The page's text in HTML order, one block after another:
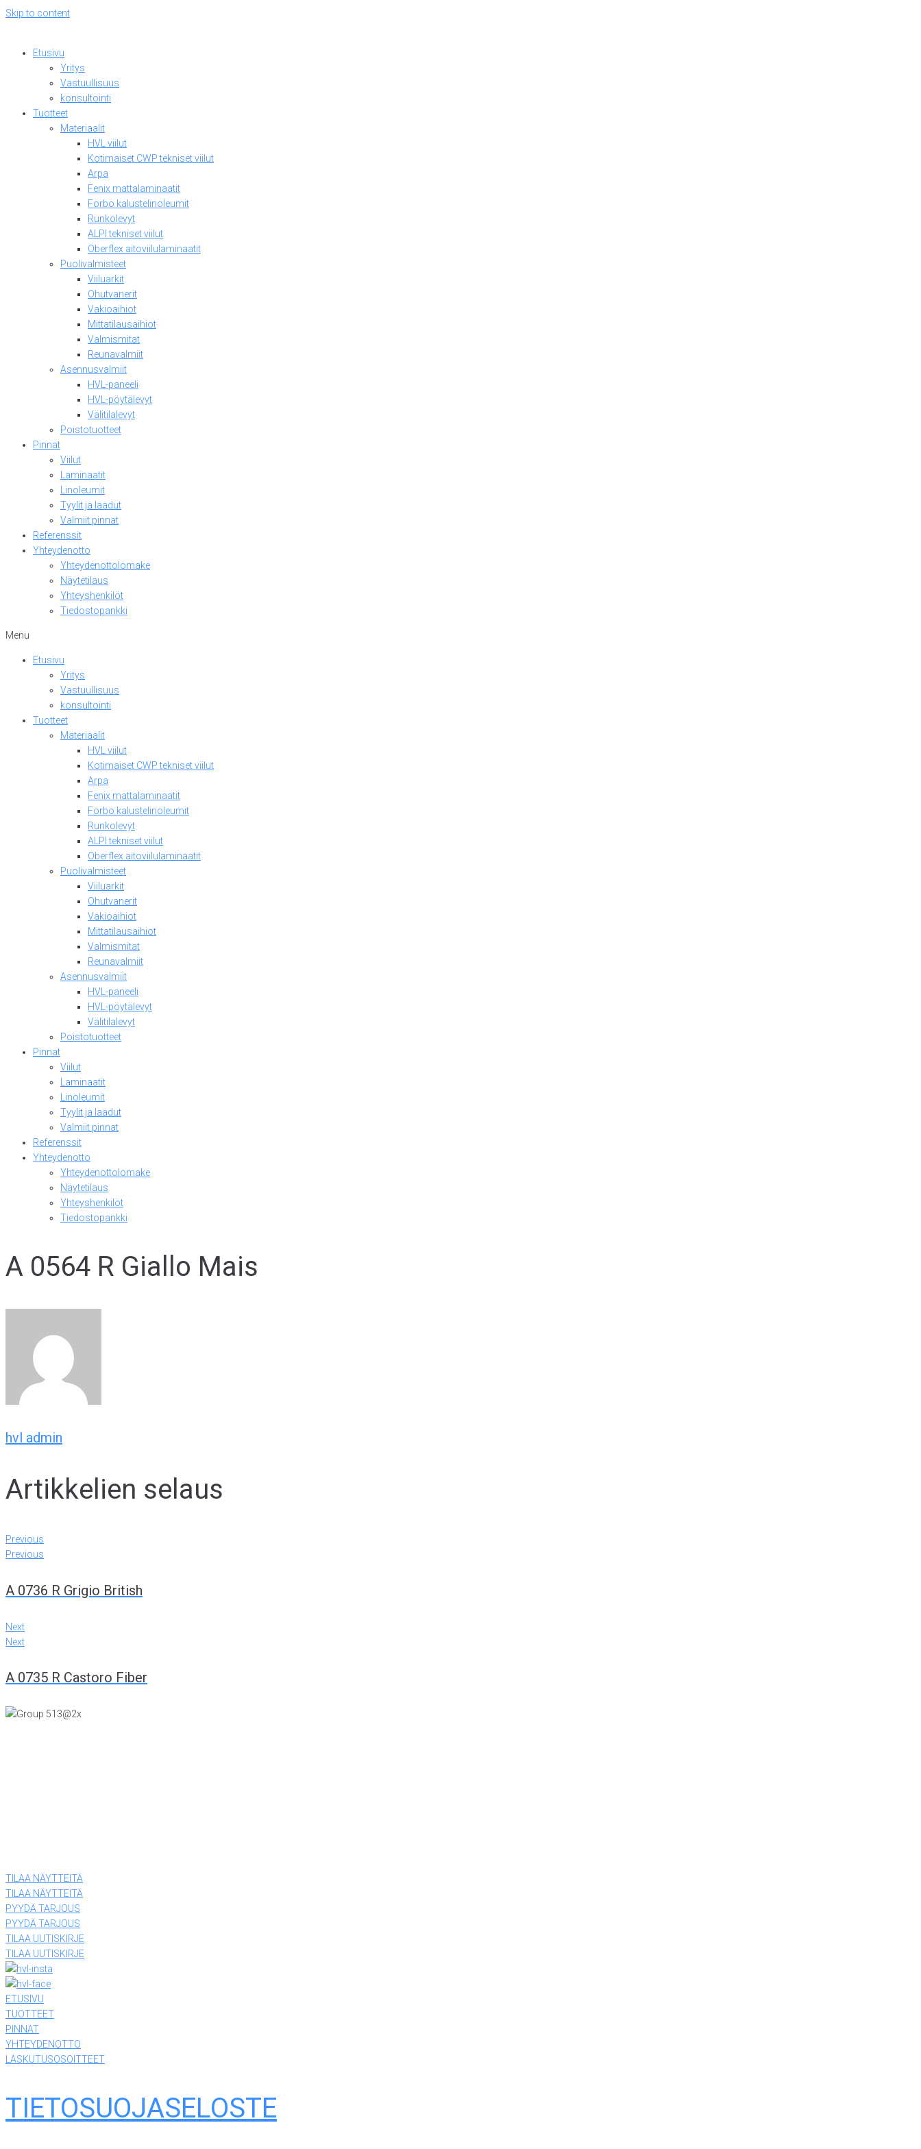
Skip to content
Etusivu
Yritys
Vastuullisuus
konsultointi
Tuotteet
Materiaalit
HVL viilut
Kotimaiset CWP tekniset viilut
Arpa
Fenix mattalaminaatit
Forbo kalustelinoleumit
Runkolevyt
ALPI tekniset viilut
Oberflex aitoviilulaminaatit
Puolivalmisteet
Viiluarkit
Ohutvanerit
Vakioaihiot
Mittatilausaihiot
Valmismitat
Reunavalmiit
Asennusvalmiit
HVL-paneeli
HVL-pöytälevyt
Välitilalevyt
Poistotuotteet
Pinnat
Viilut
Laminaatit
Linoleumit
Tyylit ja laadut
Valmiit pinnat
Referenssit
Yhteydenotto
Yhteydenottolomake
Näytetilaus
Yhteyshenkilöt
Tiedostopankki
Menu
Etusivu
Yritys
Vastuullisuus
konsultointi
Tuotteet
Materiaalit
HVL viilut
Kotimaiset CWP tekniset viilut
Arpa
Fenix mattalaminaatit
Forbo kalustelinoleumit
Runkolevyt
ALPI tekniset viilut
Oberflex aitoviilulaminaatit
Puolivalmisteet
Viiluarkit
Ohutvanerit
Vakioaihiot
Mittatilausaihiot
Valmismitat
Reunavalmiit
Asennusvalmiit
HVL-paneeli
HVL-pöytälevyt
Välitilalevyt
Poistotuotteet
Pinnat
Viilut
Laminaatit
Linoleumit
Tyylit ja laadut
Valmiit pinnat
Referenssit
Yhteydenotto
Yhteydenottolomake
Näytetilaus
Yhteyshenkilöt
Tiedostopankki
A 0564 R Giallo Mais
hvl admin
Artikkelien selaus
Previous
Previous
A 0736 R Grigio British
Next
Next
A 0735 R Castoro Fiber
TILAA NÄYTTEITÄ
TILAA NÄYTTEITÄ
PYYDÄ TARJOUS
PYYDÄ TARJOUS
TILAA UUTISKIRJE
TILAA UUTISKIRJE
ETUSIVU
TUOTTEET
PINNAT
YHTEYDENOTTO
LASKUTUSOSOITTEET
TIETOSUOJASELOSTE